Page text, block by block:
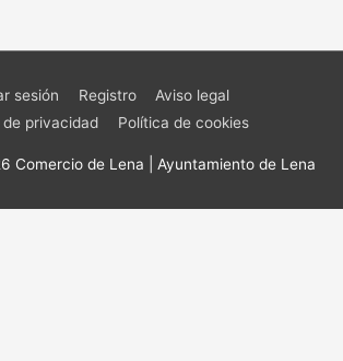
sesión Registro
Aviso legal
de privacidad
Política de cookies
Comercio de Lena | Ayuntamiento de Lena